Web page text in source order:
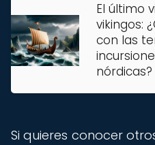
El último
vikingos:
con las
nórdicas?
Si quieres conocer